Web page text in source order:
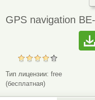
GPS navigation
Тип лицензии: free
(бесплатная)